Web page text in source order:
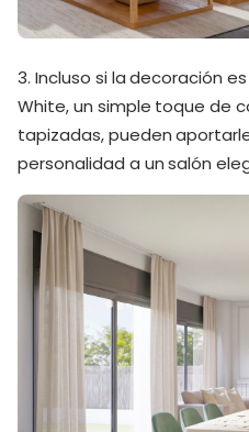
3. Incluso si la decoración
White, un simple toque de
tapizadas, pueden
personalidad a un salón